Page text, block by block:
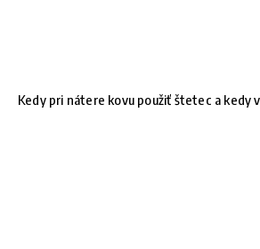
Kedy pri nátere kovu použiť štetec a kedy